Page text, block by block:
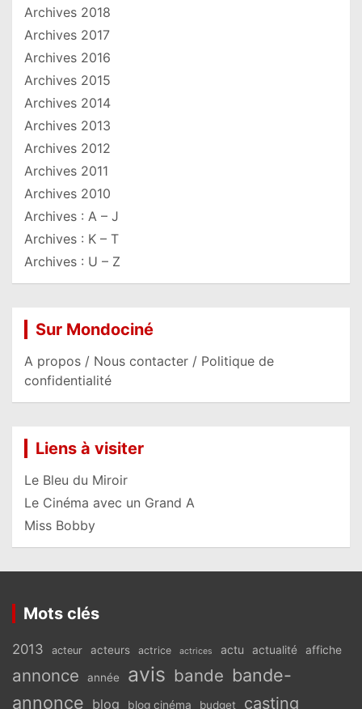
Archives 2018
Archives 2017
Archives 2016
Archives 2015
Archives 2014
Archives 2013
Archives 2012
Archives 2011
Archives 2010
Archives : A – J
Archives : K – T
Archives : U – Z
Sur Mondociné
A propos / Nous contacter / Politique de
confidentialité
Liens à visiter
Le Bleu du Miroir
Le Cinéma avec un Grand A
Miss Bobby
Mots clés
2013 acteur acteurs actrice actrices actu actualité affiche
annonce année avis bande bande-
annonce blog blog cinéma budget casting